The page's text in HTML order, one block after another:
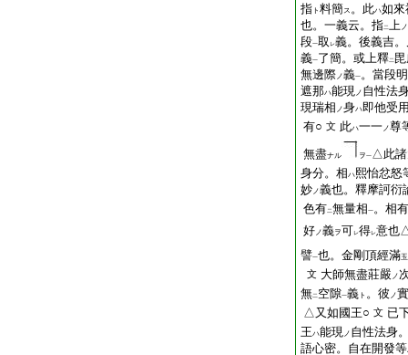
指 ト 料簡ス 。此ハ如來
也。一義云。指二上ノ
段一取 レ義。後義吉
義一了簡。或上釋二
無邊際ノ義一。當段明
遮那ハ能現ノ 自性法
現瑞相 ノ身ハ即他受
有○ 文 此ハ一一ノ尊
無盡ナル ヲ一△此諸
身分。相ハ熙怡忿怒
妙ノ義也。釋摩訶衍
色有二無量相一。相有
好ノ義ヲ可レ得レ意也
譬一也。金剛頂經滿
文 大師無盡莊嚴 ノ
無二 空隙一義 ト 。彼 ノ實
△又如國王○ 文 已
王ハ能現ノ 自性法身
語心密。自在開發等